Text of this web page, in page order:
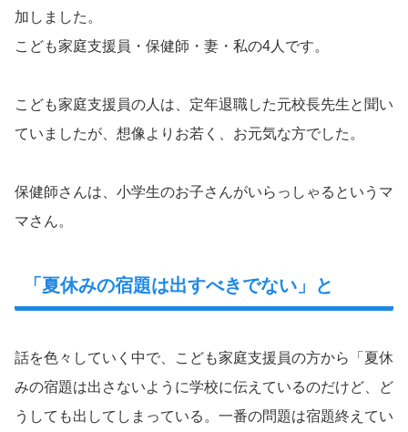
加しました。
こども家庭支援員・保健師・妻・私の4人です。
こども家庭支援員の人は、定年退職した元校長先生と聞い
ていましたが、想像よりお若く、お元気な方でした。
保健師さんは、小学生のお子さんがいらっしゃるというマ
マさん。
「夏休みの宿題は出すべきでない」と
話を色々していく中で、こども家庭支援員の方から「夏休
みの宿題は出さないように学校に伝えているのだけど、ど
うしても出してしまっている。一番の問題は宿題終えてい